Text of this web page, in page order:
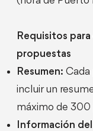
Requisitos para
propuestas
Resumen: Cada
incluir un
máximo de 300
Información